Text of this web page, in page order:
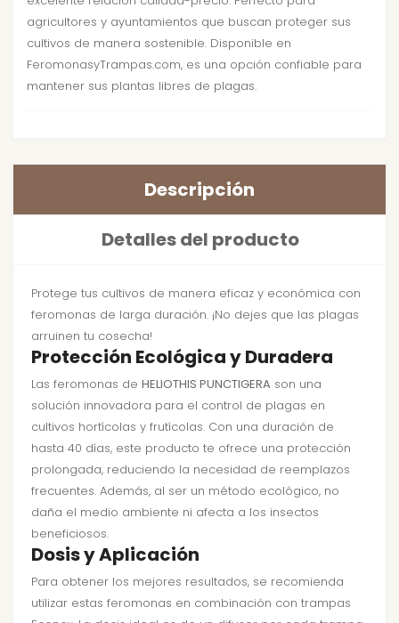
agricultores y ayuntamientos que buscan proteger sus
cultivos de manera sostenible. Disponible en
FeromonasyTrampas.com, es una opción confiable para
mantener sus plantas libres de plagas.
Descripción
Detalles del producto
Protege tus cultivos de manera eficaz y económica con
feromonas de larga duración. ¡No dejes que las plagas
arruinen tu cosecha!
Protección Ecológica y Duradera
Las feromonas de HELIOTHIS PUNCTIGERA son una
solución innovadora para el control de plagas en
cultivos hortícolas y frutícolas. Con una duración de
hasta 40 días, este producto te ofrece una protección
prolongada, reduciendo la necesidad de reemplazos
frecuentes. Además, al ser un método ecológico, no
daña el medio ambiente ni afecta a los insectos
beneficiosos.
Dosis y Aplicación
Para obtener los mejores resultados, se recomienda
utilizar estas feromonas en combinación con trampas